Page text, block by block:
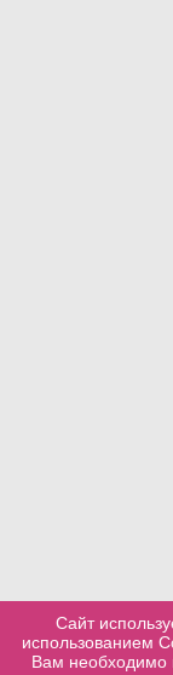
Сайт
использованием
Вам необходимо